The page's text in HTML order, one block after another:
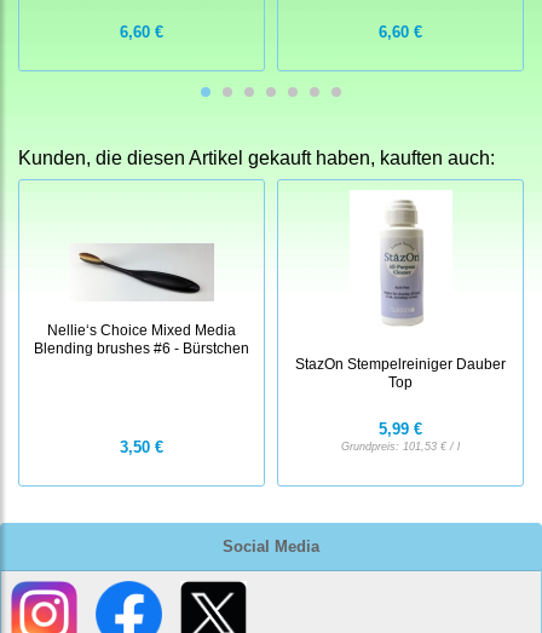
Social Media
6,60 € 6,60 €
Kunden, die diesen Artikel gekauft haben, kauften auch:
Nellie‘s Choice Mixed Media
Blending brushes #6 - Bürstchen
3,50 €
StazOn Stempelreiniger Dauber
Top
5,99 €
Grundpreis: 101,53 € / l